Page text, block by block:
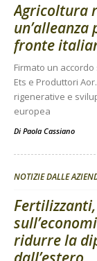
Agricoltura
fronte
Firmato un
Ets e Produttori
rigenerative e
europea
Di Paola Cassiano
NOTIZIE DALLE
ridurre la